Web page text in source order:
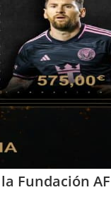
Fundación